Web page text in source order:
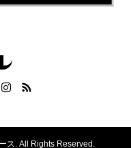
ス. All Rights Reserved.